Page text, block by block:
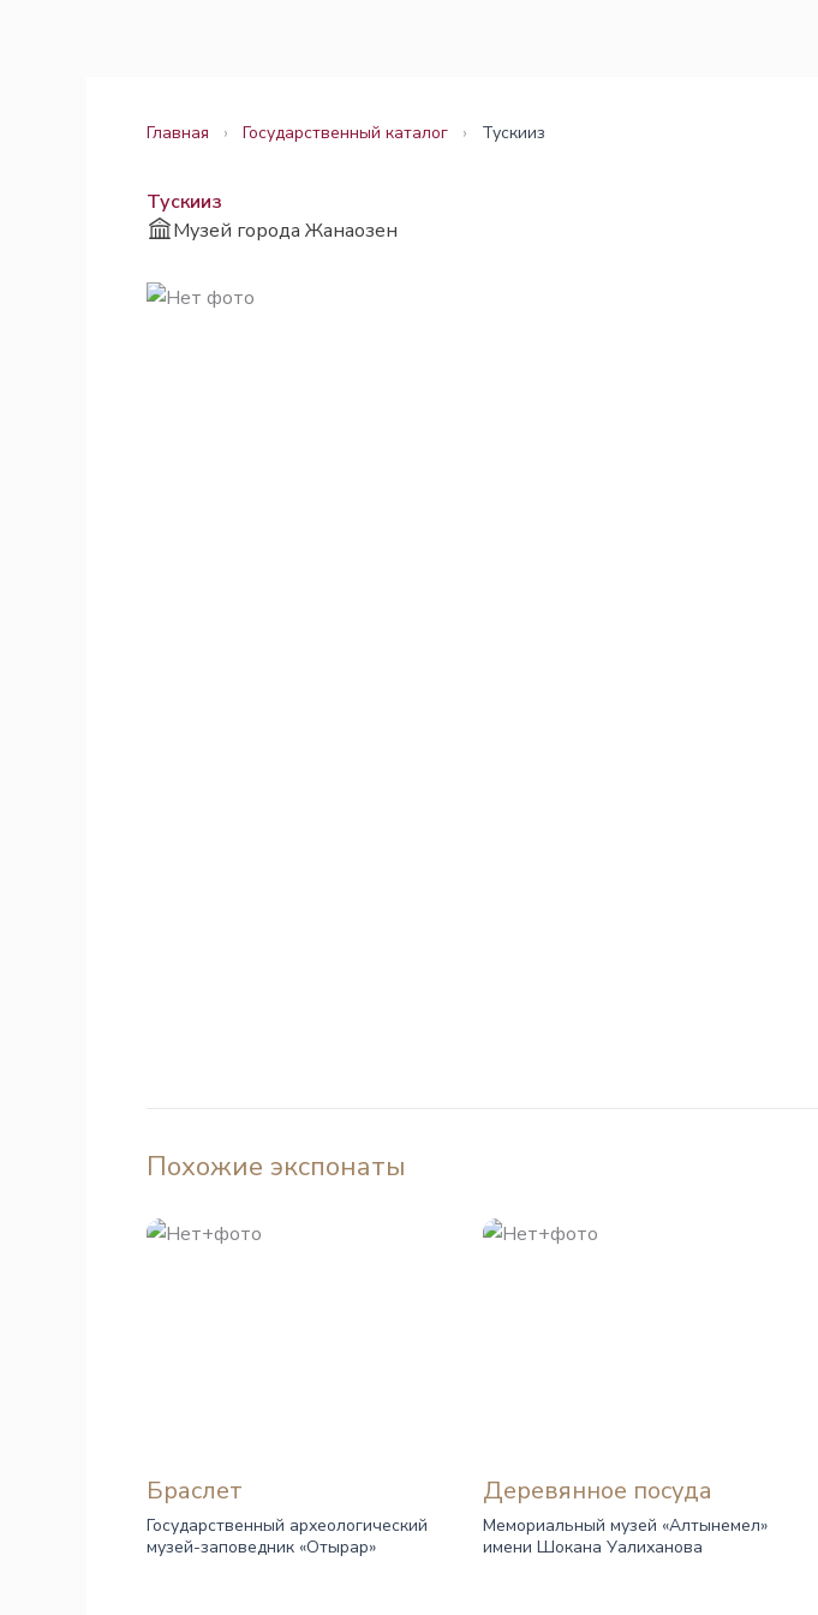
Главная › Государственный каталог › Тускииз
Тускииз
Музей города Жанаозен
Похожие экспонаты
Браслет
Государственный археологический
музей-заповедник «Отырар»
Деревянное посуда
Мемориальный музей «Алтынемел»
имени Шокана Уалиханова